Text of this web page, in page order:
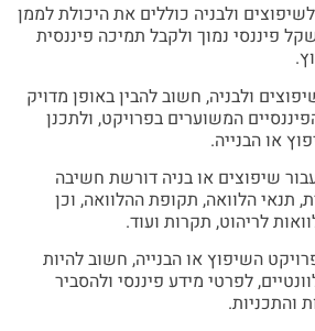
ולבניה כוללים את היכולת לממן
פיננסי נמוך ולקבל תמיכה פיננסית
ולבניה, חשוב להבין באופן מדויק
המשוערים בפרויקט, ולתכנן
או הבנייה.
שיפוצים או בניה דורשת חשיבה
תנאי הלוואה, תקופת ההלוואה, וכן
לריהוט, תקרות ועוד.
השיפוץ או הבנייה, חשוב להיות
לפרטי מידע פיננסי ולהסביר
והתכניות.